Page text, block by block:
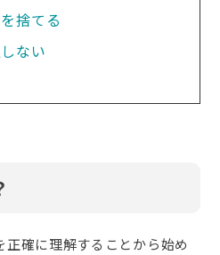
捨てる
ない
正確に理解することから始め